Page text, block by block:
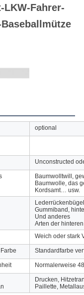
LKW-Fahrer-
optional
Unconstructed
Baumwolltwill,
Baumwolle, das
Kordsamt… usw.
Gummiband,
Und anderes
Arten der
Weich oder stark
Standardfarbe
Normalerweise
Drucken,
Paillette,